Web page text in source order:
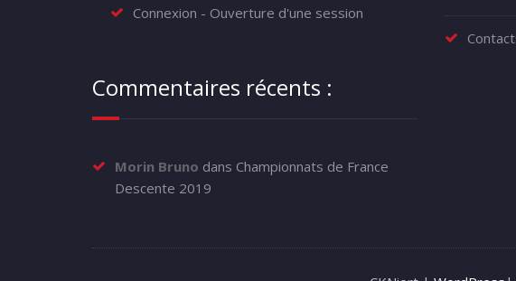
Connexion - Ouverture d'une session
Commentaires récents :
Morin Bruno dans Championnats de France
Descente 2019